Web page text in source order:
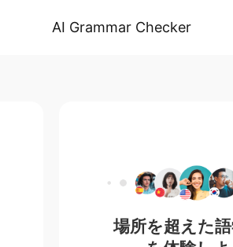
AI Grammar Checker
場所を超えた